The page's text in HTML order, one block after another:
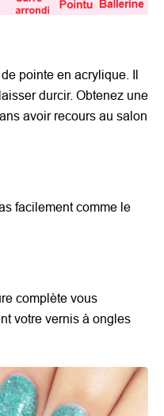
pointe en acrylique. Il
durcir. Obtenez une
avoir recours au salon
facilement comme le
complète vous
votre vernis à ongles